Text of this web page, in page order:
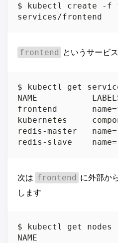
$ kubectl create -f
services/frontend
frontend というサービ
$ kubectl get
NAME
frontend
kubernetes
redis-master
redis-slave
次は frontend に外部か
します
$ kubectl get nodes
NAME